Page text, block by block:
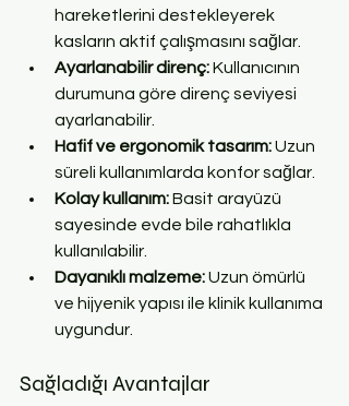
hareketlerini destekleyerek
kasların aktif çalışmasını sağlar.
Ayarlanabilir direnç: Kullanıcının
durumuna göre direnç seviyesi
ayarlanabilir.
Hafif ve ergonomik tasarım: Uzun
süreli kullanımlarda konfor sağlar.
Kolay kullanım: Basit arayüzü
sayesinde evde bile rahatlıkla
kullanılabilir.
Dayanıklı malzeme: Uzun ömürlü
ve hijyenik yapısı ile klinik kullanıma
uygundur.
Sağladığı Avantajlar